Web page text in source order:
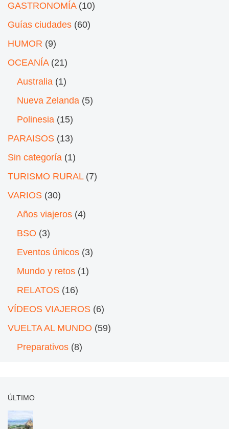
GASTRONOMÍA(10)
Guías ciudades (60)
HUMOR (9)
OCEANÍA(21)
Australia (1)
Nueva Zelanda (5)
Polinesia (15)
PARAISOS (13)
Sin categoría (1)
TURISMO RURAL(7)
VARIOS (30)
Años viajeros (4)
BSO (3)
Eventos únicos (3)
Mundo y retos (1)
RELATOS (16)
VÍDEOS VIAJEROS (6)
VUELTA AL MUNDO (59)
Preparativos (8)
ÚLTIMO